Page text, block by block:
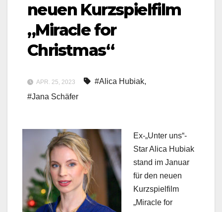
neuen Kurzspielfilm
„Miracle for
Christmas“
APR. 25, 2023 #Alica Hubiak,
#Jana Schäfer
Ex-„Unter uns“-
Star Alica Hubiak
stand im Januar
für den neuen
Kurzspielfilm
„Miracle for